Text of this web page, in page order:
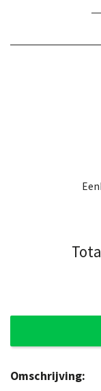
Omschrijving: